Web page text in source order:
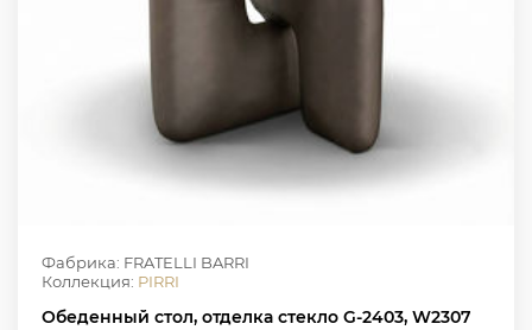
Фабрика: FRATELLI BARRI
Коллекция: PIRRI
Обеденный стол, отделка стекло G-2403, W2307